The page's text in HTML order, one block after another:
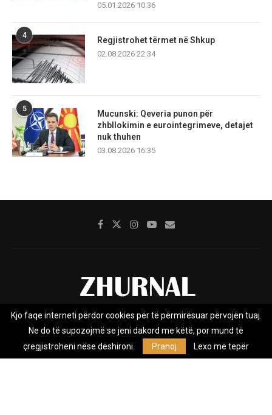
05.01.2026 10:36
4
Regjistrohet tërmet në Shkup
02.08.2026 22:34
5
Mucunski: Qeveria punon për
zhbllokimin e eurointegrimeve, detajet
nuk thuhen
03.08.2026 16:35
Rreth nesh Impresumi Marketing
Privacy Policy
Zhurnal.mk është Agjenci e Lajmeve e pavarur, e themeluar në vitin
Kjo faqe interneti përdor cookies për të përmirësuar përvojën tuaj.
Ne do të supozojmë se jeni dakord me këtë, por mund të
çregjistroheni nëse dëshironi.
Pranoj Lexo më tepër